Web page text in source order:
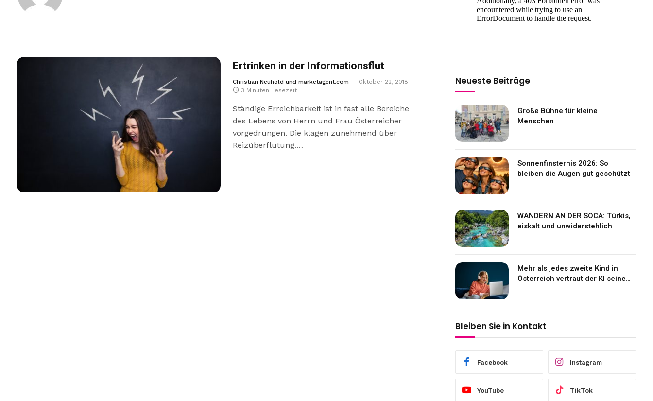
Ertrinken in der Informationsflut
Christian Neuhold und marketagent.com
Oktober 22, 2018
3 Minuten Lesezeit
Ständige Erreichbarkeit ist in fast alle Bereiche
des Lebens von Herrn und Frau Österreicher
vorgedrungen. Die klagen zunehmend über
Reizüberflutung.…
Neueste Beiträge
Große Bühne für kleine
Menschen
Sonnenfinsternis 2026: So
bleiben die Augen gut geschützt
WANDERN AN DER SOCA: Türkis,
eiskalt und unwiderstehlich
Mehr als jedes zweite Kind in
Österreich vertraut der KI seine
Bleiben Sie in Kontakt
Facebook Instagram
YouTube TikTok